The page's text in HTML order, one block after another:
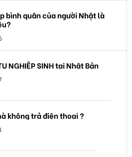
bình quân của người Nhật là
NGHIỆP SINH tại Nhật Bản
không trả điện thoại ?